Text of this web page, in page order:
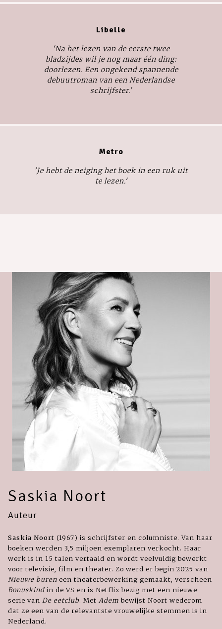
Libelle
'Na het lezen van de eerste twee
bladzijdes wil je nog maar één ding:
doorlezen. Een ongekend spannende
debuutroman van een Nederlandse
schrijfster.'
Metro
'Je hebt de neiging het boek in een ruk uit
te lezen.'
Saskia Noort
Auteur
Saskia Noort (1967) is schrijfster en columniste. Van haar
boeken werden 3,5 miljoen exemplaren verkocht. Haar
werk is in 15 talen vertaald en wordt veelvuldig bewerkt
voor televisie, film en theater. Zo werd er begin 2025 van
Nieuwe buren een theaterbewerking gemaakt, verscheen
Bonuskind in de VS en is Netflix bezig met een nieuwe
serie van De eetclub. Met Adem bewijst Noort wederom
dat ze een van de relevantste vrouwelijke stemmen is in
Nederland.